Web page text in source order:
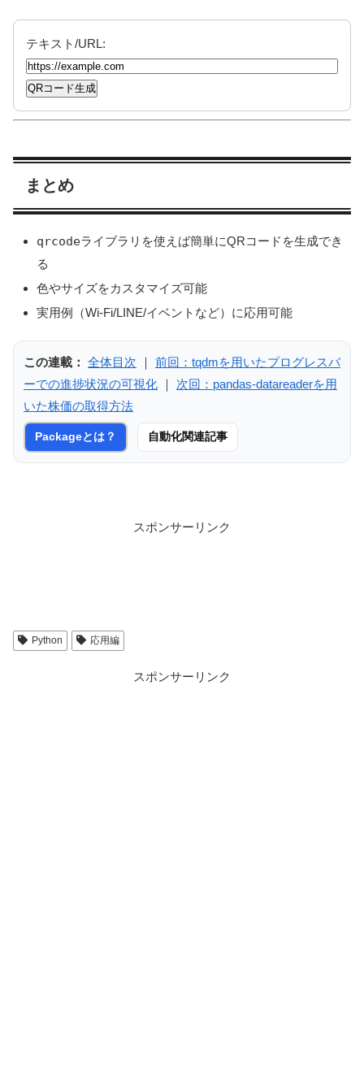
テキスト/URL:
QRコード生成
まとめ
qrcodeライブラリを使えば簡単にQRコードを生成でき
る
色やサイズをカスタマイズ可能
実用例（Wi-Fi/LINE/イベントなど）に応用可能
この連載： 全体目次 ｜ 前回：tqdmを用いたプログレスバ
ーでの進捗状況の可視化 ｜ 次回：pandas-datareaderを用
いた株価の取得方法
Packageとは？ 自動化関連記事
スポンサーリンク
Python 応用編
スポンサーリンク